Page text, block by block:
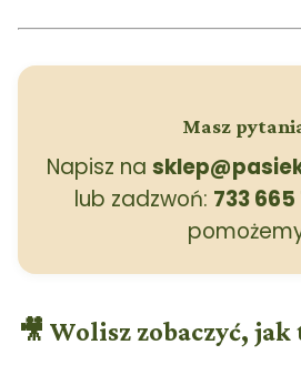
Masz
Napisz na
lub zadzwoń: 733 665
🎥 Wolisz zobaczyć, jak